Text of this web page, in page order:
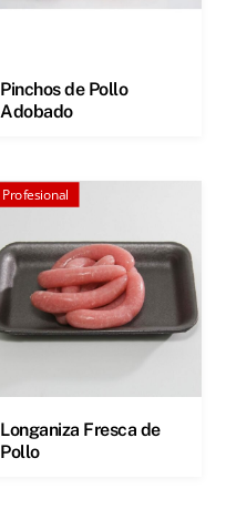
Pinchos de Pollo
Adobado
Profesional
Longaniza Fresca de
Pollo